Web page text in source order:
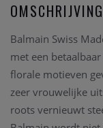
OMSCHRIJVING
Balmain Swiss
met een
florale motieven
zeer vrouwelijke
roots vernieuwt